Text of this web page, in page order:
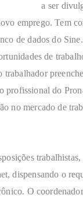
a ser
emprego. Tem
de dados do
de
profissional do
no mercado de
dispensando o
O